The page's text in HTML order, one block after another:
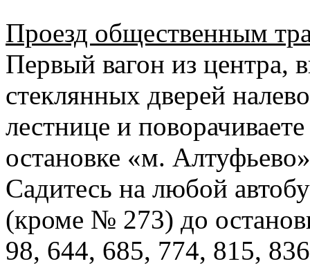
Проезд общественным
Первый вагон из центра,
стеклянных дверей
лестнице и
остановке «м.
Садитесь на любой
(кроме № 273) до
98, 644, 685, 774, 815,